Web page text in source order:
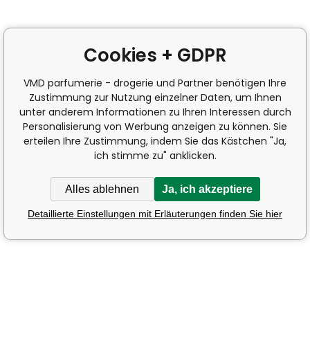
Cookies + GDPR
VMD parfumerie - drogerie und Partner benötigen Ihre
Zustimmung zur Nutzung einzelner Daten, um Ihnen
unter anderem Informationen zu Ihren Interessen durch
Personalisierung von Werbung anzeigen zu können. Sie
erteilen Ihre Zustimmung, indem Sie das Kästchen "Ja,
ich stimme zu" anklicken.
Alles ablehnen Ja, ich akzeptiere
Detaillierte Einstellungen mit Erläuterungen finden Sie hier